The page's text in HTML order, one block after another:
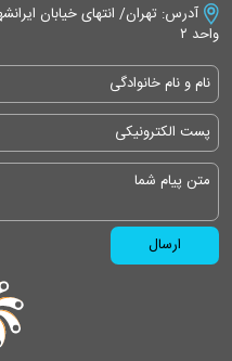
واحد ۲